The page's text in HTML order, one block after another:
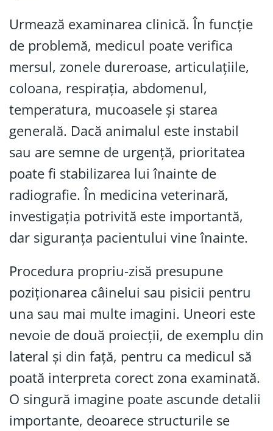
Urmează examinarea clinică. În funcție
de problemă, medicul poate verifica
mersul, zonele dureroase, articulațiile,
coloana, respirația, abdomenul,
temperatura, mucoasele și starea
generală. Dacă animalul este instabil
sau are semne de urgență, prioritatea
poate fi stabilizarea lui înainte de
radiografie. În medicina veterinară,
investigația potrivită este importantă,
dar siguranța pacientului vine înainte.
Procedura propriu-zisă presupune
poziționarea câinelui sau pisicii pentru
una sau mai multe imagini. Uneori este
nevoie de două proiecții, de exemplu din
lateral și din față, pentru ca medicul să
poată interpreta corect zona examinată.
O singură imagine poate ascunde detalii
importante, deoarece structurile se